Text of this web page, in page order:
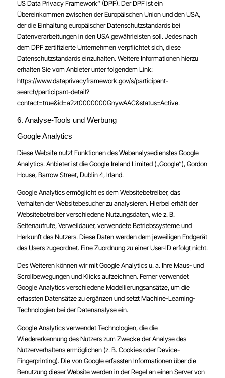
US Data Privacy Framework“ (DPF). Der DPF ist ein
Übereinkommen zwischen der Europäischen Union und den USA,
der die Einhaltung europäischer Datenschutzstandards bei
Datenverarbeitungen in den USA gewährleisten soll. Jedes nach
dem DPF zertifizierte Unternehmen verpflichtet sich, diese
Datenschutzstandards einzuhalten. Weitere Informationen hierzu
erhalten Sie vom Anbieter unter folgendem Link:
https://www.dataprivacyframework.gov/s/participant-
search/participant-detail?
contact=true&id=a2zt0000000GnywAAC&status=Active.
6. Analyse-Tools und Werbung
Google Analytics
Diese Website nutzt Funktionen des Webanalysedienstes Google
Analytics. Anbieter ist die Google Ireland Limited („Google“), Gordon
House, Barrow Street, Dublin 4, Irland.
Google Analytics ermöglicht es dem Websitebetreiber, das
Verhalten der Websitebesucher zu analysieren. Hierbei erhält der
Websitebetreiber verschiedene Nutzungsdaten, wie z. B.
Seitenaufrufe, Verweildauer, verwendete Betriebssysteme und
Herkunft des Nutzers. Diese Daten werden dem jeweiligen Endgerät
des Users zugeordnet. Eine Zuordnung zu einer User-ID erfolgt nicht.
Des Weiteren können wir mit Google Analytics u. a. Ihre Maus- und
Scrollbewegungen und Klicks aufzeichnen. Ferner verwendet
Google Analytics verschiedene Modellierungsansätze, um die
erfassten Datensätze zu ergänzen und setzt Machine-Learning-
Technologien bei der Datenanalyse ein.
Google Analytics verwendet Technologien, die die
Wiedererkennung des Nutzers zum Zwecke der Analyse des
Nutzerverhaltens ermöglichen (z. B. Cookies oder Device-
Fingerprinting). Die von Google erfassten Informationen über die
Benutzung dieser Website werden in der Regel an einen Server von